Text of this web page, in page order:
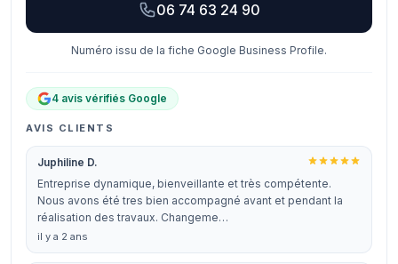
06 74 63 24 90
Numéro issu de la fiche Google Business Profile.
4 avis vérifiés Google
AVIS CLIENTS
Juphiline D.
Entreprise dynamique, bienveillante et très compétente.
Nous avons été tres bien accompagné avant et pendant la
réalisation des travaux. Changeme…
il y a 2 ans